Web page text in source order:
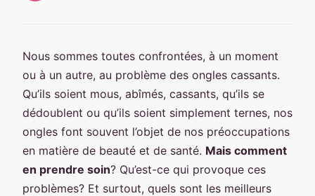
Nous sommes toutes confrontées, à un moment
ou à un autre, au problème des ongles cassants.
Qu’ils soient mous, abîmés, cassants, qu’ils se
dédoublent ou qu’ils soient simplement ternes, nos
ongles font souvent l’objet de nos préoccupations
en matière de beauté et de santé. Mais comment
en prendre soin? Qu’est-ce qui provoque ces
problèmes? Et surtout, quels sont les meilleurs